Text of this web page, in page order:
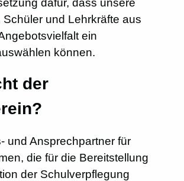
dafür, dass unsere
Schüler und Lehrkräfte aus
ein
können.
der
und Ansprechpartner für
die für die Bereitstellung
der Schulverpflegung